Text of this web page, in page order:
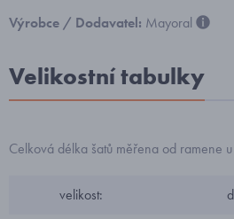
Výrobce / Dodavatel: Mayoral
Velikostní tabulky
Celková délka šatů měřena od ramene
velikost: